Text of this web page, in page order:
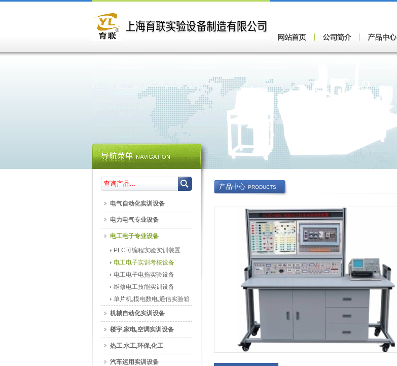
产品中心 PRODUCTS
电气自动化实训设备
电力电气专业设备
电工电子专业设备
PLC可编程实验实训装置
电工电子实训考核设备
电工电子电拖实验设备
维修电工技能实训设备
单片机,模电数电,通信实验箱
机械自动化实训设备
楼宇,家电,空调实训设备
热工,水工,环保,化工
汽车运用实训设备